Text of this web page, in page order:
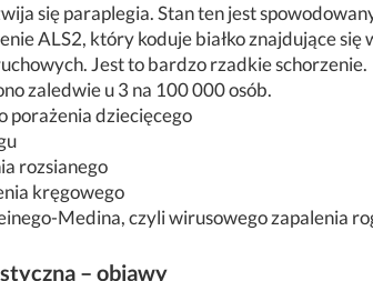
się paraplegia. Stan ten jest
ALS2, który koduje białko znajdujące się
Jest to bardzo rzadkie schorzenie.
zaledwie u 3 na 100 000 osób.
porażenia dziecięcego
rozsianego
kręgowego
Medina, czyli wirusowego zapalenia
– objawy